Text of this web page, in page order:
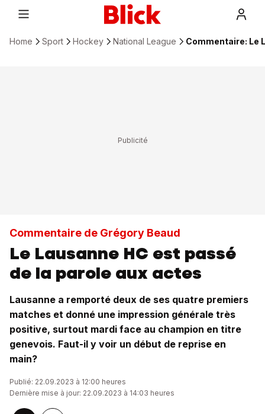
Home Sport Hockey National League Commentaire: Le
Commentaire de Grégory Beaud
Le Lausanne HC est passé
de la parole aux actes
Lausanne a remporté deux de ses quatre premiers
matches et donné une impression générale très
positive, surtout mardi face au champion en titre
genevois. Faut-il y voir un début de reprise en
main?
Publié: 22.09.2023 à 12:00 heures
Dernière mise à jour: 22.09.2023 à 14:03 heures